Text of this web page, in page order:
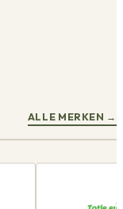
ALLE MERKEN →